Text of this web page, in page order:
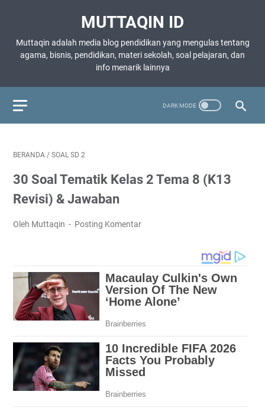
MUTTAQIN ID
Muttaqin adalah media blog pendidikan yang mengulas tentang
agama, bisnis, pendidikan, materi sekolah, soal pelajaran, dan
info menarik lainnya
BERANDA / SOAL SD 2
30 Soal Tematik Kelas 2 Tema 8 (K13
Revisi) & Jawaban
Oleh Muttaqin Posting Komentar